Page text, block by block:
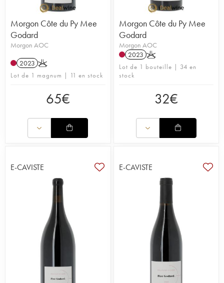
Morgon Côte du Py Mee
Godard
Morgon AOC
2023 K
Lot de 1 magnum | 11 en stock
65€
Morgon Côte du Py Mee
Godard
Morgon AOC
2023 K
Lot de 1 bouteille | 34 en
stock
32€
E-CAVISTE E-CAVISTE